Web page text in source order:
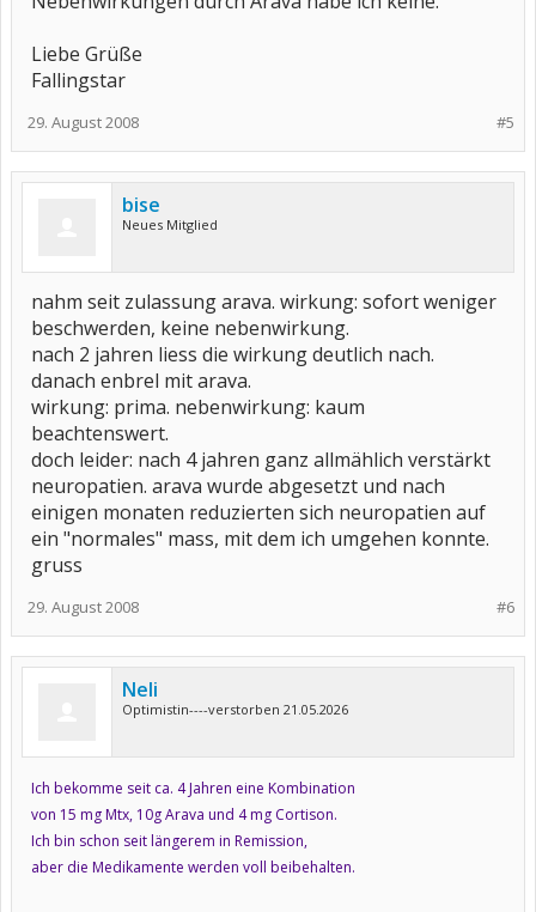
Liebe Grüße
Fallingstar
#5
29. August 2008
bise
Neues Mitglied
nahm seit zulassung arava. wirkung: sofort weniger
beschwerden, keine nebenwirkung.
nach 2 jahren liess die wirkung deutlich nach.
danach enbrel mit arava.
wirkung: prima. nebenwirkung: kaum
beachtenswert.
doch leider: nach 4 jahren ganz allmählich verstärkt
neuropatien. arava wurde abgesetzt und nach
einigen monaten reduzierten sich neuropatien auf
ein "normales" mass, mit dem ich umgehen konnte.
gruss
#6
29. August 2008
Neli
Optimistin----verstorben 21.05.2026
Ich bekomme seit ca. 4 Jahren eine Kombination
von 15 mg Mtx, 10g Arava und 4 mg Cortison.
Ich bin schon seit längerem in Remission,
aber die Medikamente werden voll beibehalten.